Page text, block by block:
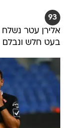
93
אלירן עטר נשלח
בעט חלש ונבלם